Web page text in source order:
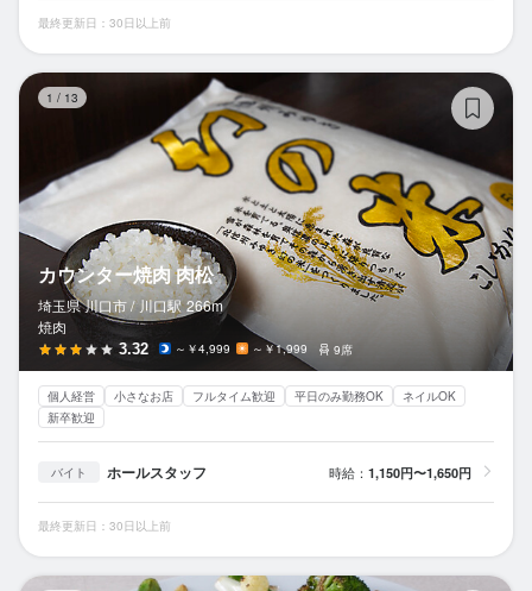
最終更新日：30日以上前
1 / 13
カウンター焼肉 肉松
埼玉県 川口市 / 川口駅 266m
焼肉
3.32 ～￥4,999 ～￥1,999 9席
個人経営 小さなお店 フルタイム歓迎 平日のみ勤務OK
ネイルOK
新卒歓迎
バイト ホールスタッフ 時給： 1,150円〜1,650円
最終更新日：30日以上前